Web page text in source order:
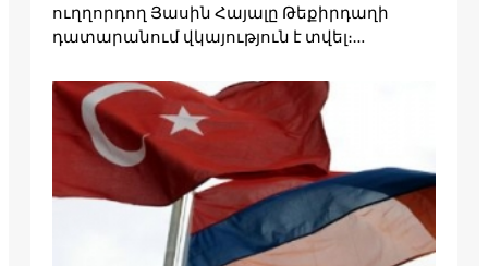
ուղղորդող Յասին Հայալը Թեքիրդաղի
դատարանում վկայություն է տվել։…